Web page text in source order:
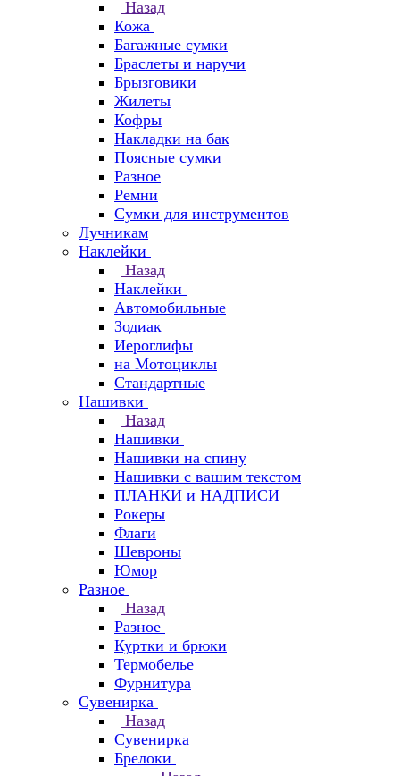
Назад
Кожа
Багажные сумки
Браслеты и наручи
Брызговики
Жилеты
Кофры
Накладки на бак
Поясные сумки
Разное
Ремни
Сумки для инструментов
Лучникам
Наклейки
Назад
Наклейки
Автомобильные
Зодиак
Иероглифы
на Мотоциклы
Стандартные
Нашивки
Назад
Нашивки
Нашивки на спину
Нашивки с вашим текстом
ПЛАНКИ и НАДПИСИ
Рокеры
Флаги
Шевроны
Юмор
Разное
Назад
Разное
Куртки и брюки
Термобелье
Фурнитура
Сувенирка
Назад
Сувенирка
Брелоки